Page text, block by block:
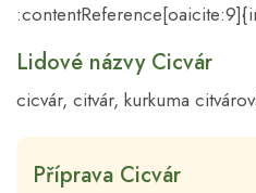
Lidové názvy Cicvár
cicvár, citvár, kurkuma
Příprava Cicvár